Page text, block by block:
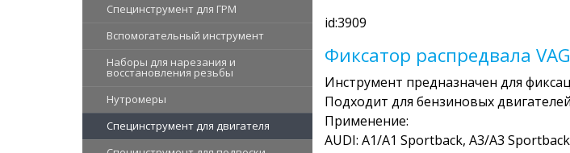
Специнструмент для ГРМ
Вспомогательный инструмент
Наборы для нарезания и
восстановления резьбы
Нутромеры
Специнструмент для двигателя
id:3909
Фиксатор распредвала
Инструмент предназначен для
Подходит для бензиновых двигателей
Применение:
AUDI: A1/A1 Sportback, A3/A3